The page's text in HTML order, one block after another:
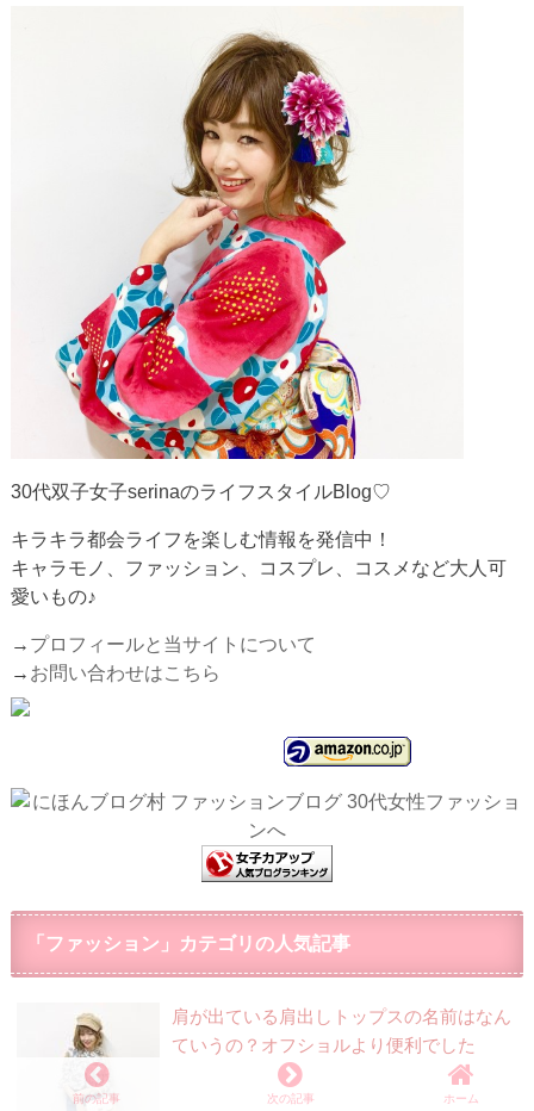
30代双子女子serinaのライフスタイルBlog♡
キラキラ都会ライフを楽しむ情報を発信中！
キャラモノ、ファッション、コスプレ、コスメなど大人可
愛いもの♪
→ プロフィールと当サイトについて
→ お問い合わせはこちら
「ファッション」カテゴリの人気記事
肩が出ている肩出しトップスの名前はなん
ていうの？オフショルより便利でした
前の記事 次の記事 ホーム